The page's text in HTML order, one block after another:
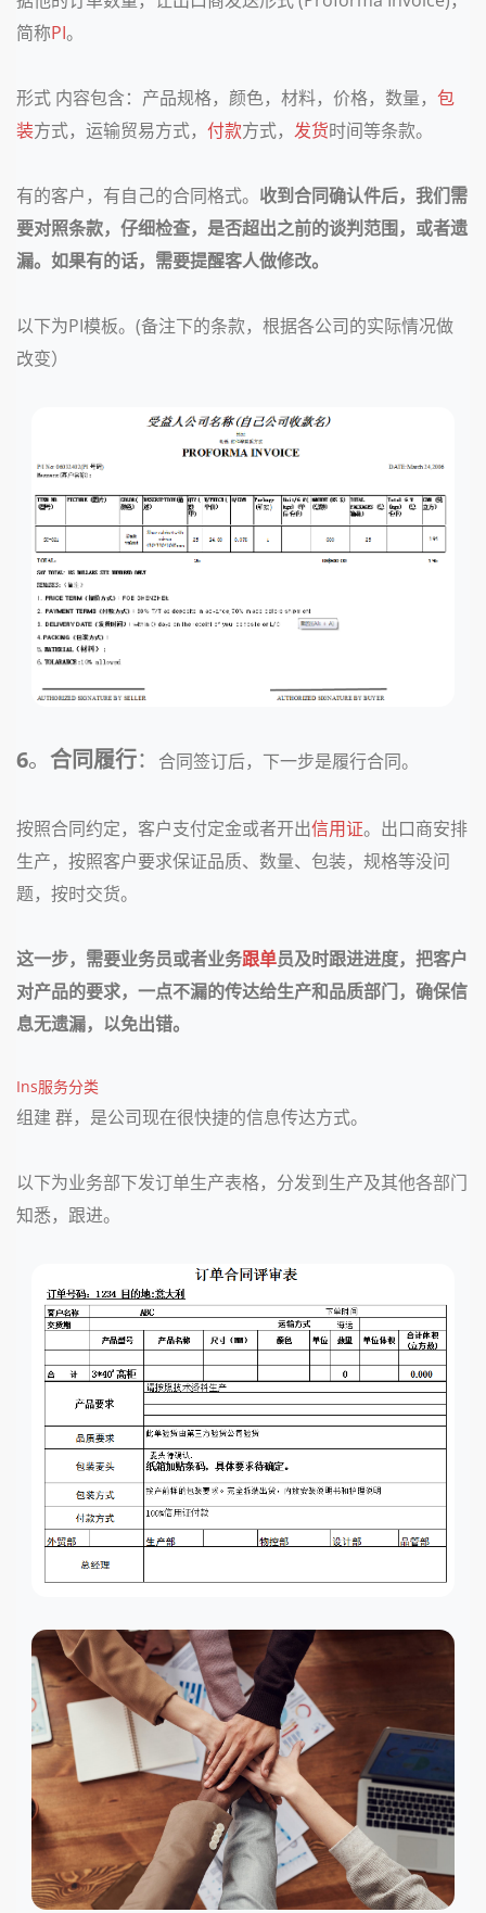
简称PI。
形式 内容包含：产品规格，颜色，材料，价格，数量， 包
装方式，运输贸易方式， 付款方式， 发货时间等条款。
有的客户，有自己的合同格式。 收到合同确认件后，我们需
要对照条款，仔细检查，是否超出之前的谈判范围，或者遗
漏。如果有的话，需要提醒客人做修改。
以下为PI模板。(备注下的条款，根据各公司的实际情况做
改变）
6。 合同履行： 合同签订后，下一步是履行合同。
按照合同约定，客户支付定金或者开出信用证。出口商安排
生产，按照客户要求保证品质、数量、包装，规格等没问
题，按时交货。
这一步，需要业务员或者业务跟单员及时跟进进度，把客户
对产品的要求，一点不漏的传达给生产和品质部门，确保信
息无遗漏，以免出错。
Ins服务分类
组建 群，是公司现在很快捷的信息传达方式。
以下为业务部下发订单生产表格，分发到生产及其他各部门
知悉，跟进。